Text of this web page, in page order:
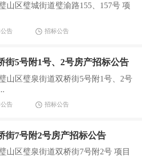
山区璧城街道璧渝路155、157号 项
告 招标公告
街5号附1号、2号房产招标公告
山区璧泉街道双桥街5号附1号、2号
告 招标公告
街7号附2号房产招标公告
山区璧泉街道双桥街7号附2号 项目